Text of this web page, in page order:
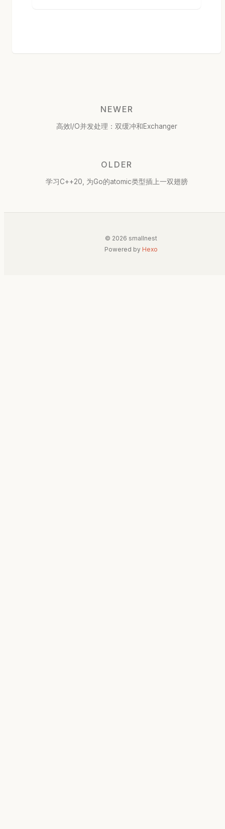
NEWER
高效I/O并发处理：双缓冲和Exchanger
OLDER
学习C++20, 为Go的atomic类型插上一双翅膀
© 2026 smallnest
Powered by Hexo